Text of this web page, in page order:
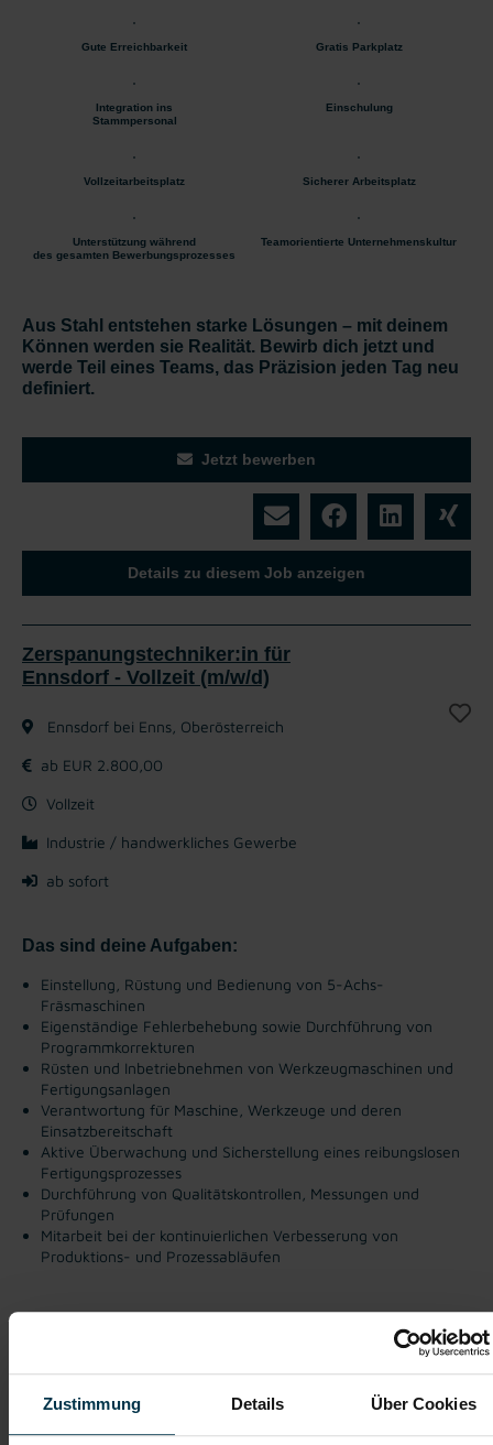
Zustimmung Details Über Cookies
Gute Erreichbarkeit Gratis Parkplatz
Integration ins
Stammpersonal
Einschulung
Vollzeitarbeitsplatz Sicherer Arbeitsplatz
Unterstützung während
des gesamten Bewerbungsprozesses
Teamorientierte Unternehmenskultur
Aus Stahl entstehen starke Lösungen – mit deinem
Können werden sie Realität. Bewirb dich jetzt und
werde Teil eines Teams, das Präzision jeden Tag neu
definiert.
Jetzt bewerben
Details zu diesem Job anzeigen
Zerspanungstechniker:in für
Ennsdorf - Vollzeit (m/w/d)
Ennsdorf bei Enns, Oberösterreich
ab EUR 2.800,00
Vollzeit
Industrie / handwerkliches Gewerbe
ab sofort
Das sind deine Aufgaben:
Einstellung, Rüstung und Bedienung von 5-Achs-
Fräsmaschinen
Eigenständige Fehlerbehebung sowie Durchführung von
Programmkorrekturen
Rüsten und Inbetriebnehmen von Werkzeugmaschinen und
Fertigungsanlagen
Verantwortung für Maschine, Werkzeuge und deren
Einsatzbereitschaft
Aktive Überwachung und Sicherstellung eines reibungslosen
Fertigungsprozesses
Durchführung von Qualitätskontrollen, Messungen und
Prüfungen
Mitarbeit bei der kontinuierlichen Verbesserung von
Produktions- und Prozessabläufen
Gratis Parkplatz
Einschulung